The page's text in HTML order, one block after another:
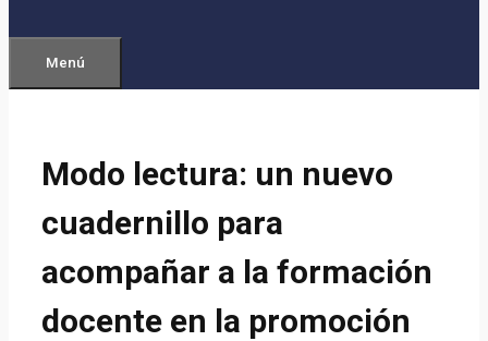
Menú
Modo lectura: un nuevo
cuadernillo para
acompañar a la formación
docente en la promoción